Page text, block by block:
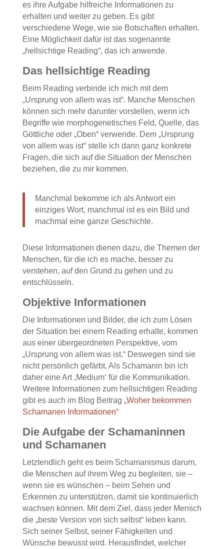
es ihre Aufgabe hilfreiche Informationen zu
erhalten und weiter zu geben. Es gibt
verschiedene Wege, wie sie Botschaften erhalten.
Eine Möglichkeit dafür ist das sogenannte
„hellsichtige Reading“, das ich anwende.
Das hellsichtige Reading
Beim Reading verbinde ich mich mit dem
„Ursprung von allem was ist“. Manche Menschen
können sich mehr darunter vorstellen, wenn ich
Begriffe wie morphogenetisches Feld, Quelle, das
Göttliche oder „Oben“ verwende. Dem „Ursprung
von allem was ist“ stelle ich dann ganz konkrete
Fragen, die sich auf die Situation der Menschen
beziehen, die zu mir kommen.
Manchmal bekomme ich als Antwort ein
einziges Wort, manchmal ist es ein Bild und
machmal eine ganze Geschichte.
Diese Informationen dienen dazu, die Themen der
Menschen, für die ich es mache, besser zu
verstehen, auf den Grund zu gehen und zu
entschlüsseln.
Objektive Informationen
Die Informationen und Bilder, die ich zum Lösen
der Situation bei einem Reading erhalte, kommen
aus einer übergeordneten Perspektive, vom
„Ursprung von allem was ist.“ Deswegen sind sie
nicht persönlich gefärbt. Als Schamanin bin ich
daher eine Art ‚Medium‘ für die Kommunikation.
Weitere Informationen zum hellsichtigen Reading
gibt es auch im Blog Beitrag „Woher bekommen
Schamanen Informationen“
Die Aufgabe der Schamaninnen
und Schamanen
Letztendlich geht es beim Schamanismus darum,
die Menschen auf ihrem Weg zu begleiten, sie –
wenn sie es wünschen – beim Sehen und
Erkennen zu unterstützen, damit sie kontinuierlich
wachsen können. Mit dem Ziel, dass jeder Mensch
die „beste Version von sich selbst“ leben kann.
Sich seiner Selbst, seiner Fähigkeiten und
Wünsche bewusst wird. Herausfindet, welcher